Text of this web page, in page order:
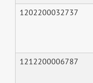
1202200032737
1212200006787